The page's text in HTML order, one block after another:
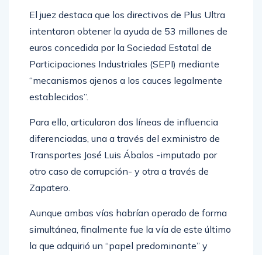
El juez destaca que los directivos de Plus Ultra
intentaron obtener la ayuda de 53 millones de
euros concedida por la Sociedad Estatal de
Participaciones Industriales (SEPI) mediante
“mecanismos ajenos a los cauces legalmente
establecidos”.
Para ello, articularon dos líneas de influencia
diferenciadas, una a través del exministro de
Transportes José Luis Ábalos -imputado por
otro caso de corrupción- y otra a través de
Zapatero.
Aunque ambas vías habrían operado de forma
simultánea, finalmente fue la vía de este último
la que adquirió un “papel predominante” y